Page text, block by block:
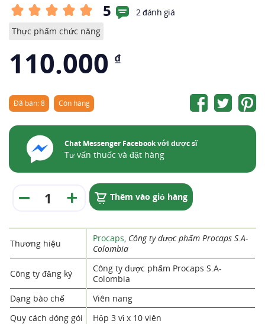
5
2 đánh giá
Thực phẩm chức năng
110.000 ₫
Đã bán: 8 Còn hàng
Chat Messenger Facebook với dược sĩ
Tư vấn thuốc và đặt hàng
Thêm vào giỏ hàng
Thương hiệu Procaps, Công ty dược phẩm Procaps S.A-
Colombia
Công ty đăng ký
Công ty dược phẩm Procaps S.A-
Colombia
Dạng bào chế
Viên nang
Quy cách đóng gói
Hộp 3 vỉ x 10 viên